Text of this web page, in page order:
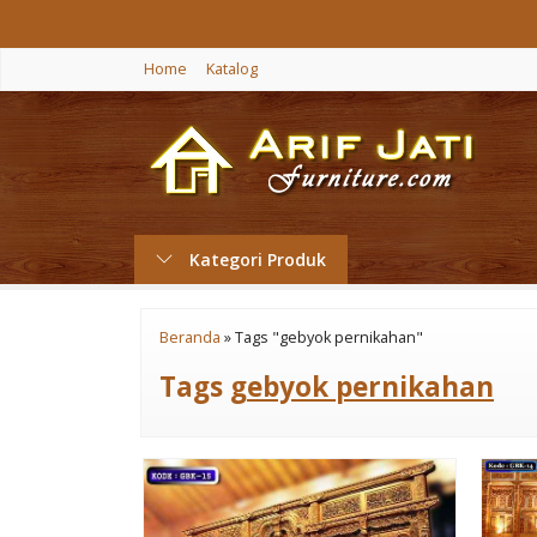
Home Katalog
Kategori Produk
Beranda »Tags "gebyok pernikahan"
Tags gebyok pernikahan